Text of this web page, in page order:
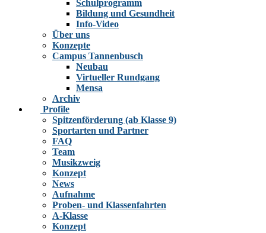
Schulprogramm
Bildung und Gesundheit
Info-Video
Über uns
Konzepte
Campus Tannenbusch
Neubau
Virtueller Rundgang
Mensa
Archiv
Profile
Spitzenförderung (ab Klasse 9)
Sportarten und Partner
FAQ
Team
Musikzweig
Konzept
News
Aufnahme
Proben- und Klassenfahrten
A-Klasse
Konzept